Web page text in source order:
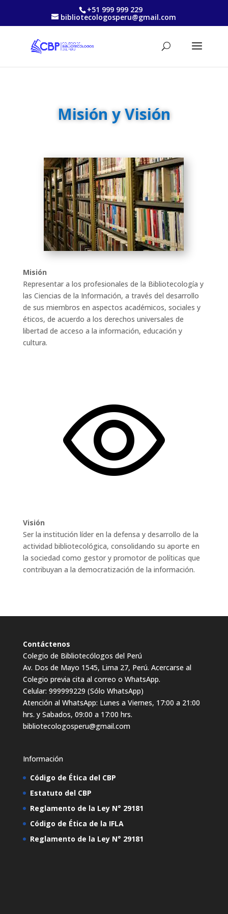
+51 999 999 229
bibliotecologosperu@gmail.com
Misión y Visión
Misión
Representar a los profesionales de la Bibliotecología y
las Ciencias de la Información, a través del desarrollo
de sus miembros en aspectos académicos, sociales y
éticos, de acuerdo a los derechos universales de
libertad de acceso a la información, educación y
cultura.
Visión
Ser la institución líder en la defensa y desarrollo de la
actividad bibliotecológica, consolidando su aporte en
la sociedad como gestor y promotor de políticas que
contribuyan a la democratización de la información.
Contáctenos
Colegio de Bibliotecólogos del Perú
Av. Dos de Mayo 1545, Lima 27, Perú. Acercarse al
Colegio previa cita al correo o WhatsApp.
Celular: 999999229 (Sólo WhatsApp)
Atención al WhatsApp: Lunes a Viernes, 17:00 a 21:00
hrs. y Sabados, 09:00 a 17:00 hrs.
bibliotecologosperu@gmail.com
Información
Código de Ética del CBP
Estatuto del CBP
Reglamento de la Ley N° 29181
Código de Ética de la IFLA
Reglamento de la Ley N° 29181